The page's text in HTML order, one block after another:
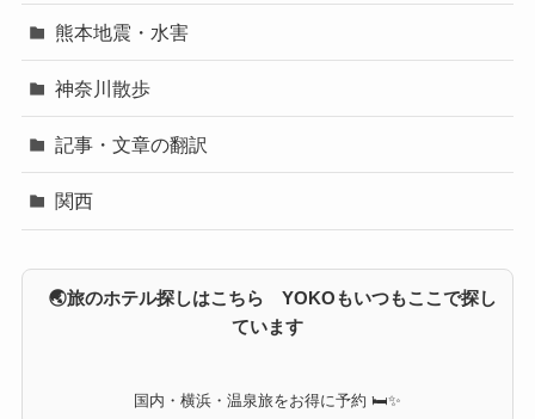
熊本地震・水害
神奈川散歩
記事・文章の翻訳
関西
🌏旅のホテル探しはこちら YOKOもいつもここで探し
ています